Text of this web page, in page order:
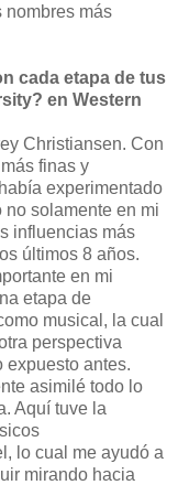
nombres más
cada etapa de tus
en Western
Christiansen. Con
finas y
experimentado
no solamente en mi
influencias más
últimos 8 años.
en mi
etapa de
musical, la cual
perspectiva
expuesto antes.
asimilé todo lo
Aquí tuve la
lo cual me ayudó a
mirando hacia